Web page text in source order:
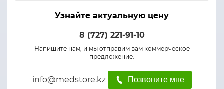
Узнайте актуальную цену
8 (727) 221-91-10
Напишите нам, и мы отправим вам коммерческое
предложение:
info@medstore.kz Позвоните мне